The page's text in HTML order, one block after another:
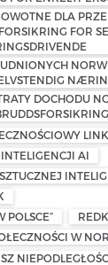
DLA
FOR
DOCHODU
AI
POLSCE”
W